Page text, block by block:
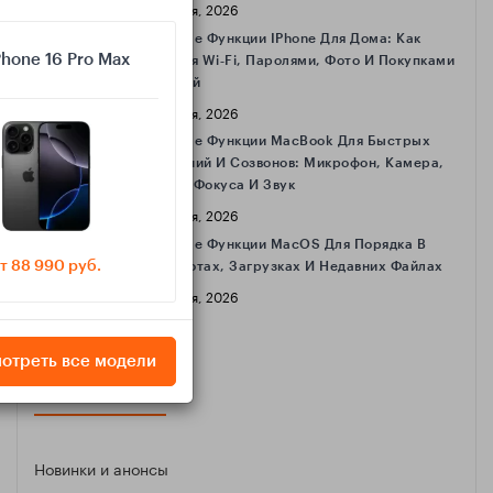
16 Апреля, 2026
Полезные Функции IPhone Для Дома: Как
Делиться Wi‑Fi, Паролями, Фото И Покупками
С Семьёй
16 Апреля, 2026
Полезные Функции MacBook Для Быстрых
Совещаний И Созвонов: Микрофон, Камера,
Режимы Фокуса И Звук
16 Апреля, 2026
Полезные Функции MacOS Для Порядка В
Скриншотах, Загрузках И Недавних Файлах
16 Апреля, 2026
КАТЕГОРИИ
Новинки и анонсы
16 Pro Max
88 990 руб.
все модели